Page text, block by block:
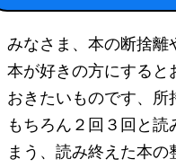
みなさま、本の断捨離
本が好きの方にすると
おきたいものです、所
もちろん２回３回と
まう、読み終えた本の